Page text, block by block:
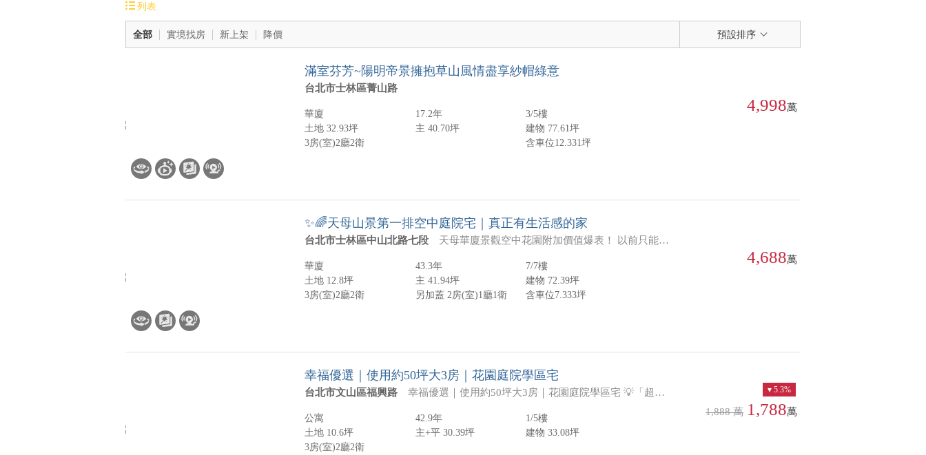
房屋型態不限
車位種類不限
1-5年
5-10年
20-30年
30年以上
1樓
13樓以上
5房以上
含加蓋
全部
列表
全部 實境找房 新上架 降價 預設排序
滿室芬芳~陽明帝景擁抱草山風情盡享紗帽綠意
台北市士林區菁山路
華廈 17.2年
3/5樓
土地 32.93坪
主 40.70坪
建物 77.61坪
3房(室)2廳2衛 含車位12.331坪
4,998萬
✨🌈天母山景第一排空中庭院宅｜真正有生活感的家
台北市士林區中山北路七段 天母華廈景觀空中花園附加價值爆表！ 以前只能想像 ，現在可以實現，每天在家就能擁有私人空中花園，環繞綠意，遠眺台北天際線！ 建商增建8樓標準層 環繞式花園，戶外休閒區超大，種花養草、BBQ派對隨心所欲！ 9樓專屬儲藏空間，收納無壓力。遠眺台北山巒、都市天際線，日出日落盡收眼底，住這裡就是天天度假！ 走進去才知多大，花園環繞超療癒！ 空中花園生活，從這裡開始～ 名額有限，速詢！
華廈 43.3年
7/7樓
土地 12.8坪
主 41.94坪
建物 72.39坪
3房(室)2廳2衛 另加蓋 2房(室)1廳1衛 含車位7.333坪
4,688萬
幸福優選｜使用約50坪大3房｜花園庭院學區宅
台北市文山區福興路 幸福優選｜使用約50坪大3房｜花園庭院學區宅 💡「超大室內空間」：擁有30坪的室內空間，附帶約20坪的庭院，總可使用面積約達50坪，讓您擁有充裕的生活空間！ 💡「寬敞花園庭院」：大型花園庭院適合植栽園藝或養寵物，您還能在陽光下擺上一張桌椅，享受舒適的私人時光。每到中秋佳節，還可以在庭院裡烤肉，與家人朋友共度美好時光。 💡「完美格局」：格局方正，設計為3房2廳2衛，無任何風水問題，且是邊間戶，讓您不必擔心房間的牆壁與左右鄰居相連。 💡「便利學區」：興福幼兒園、興隆國小、興福國中，均在步行5分鐘內可達，方便家長接送，為孩子的成長提供良好的學習環境。 💡「屋主用心維護」：屋主非常珍惜這個房子，期待找到有緣人。歡迎來電賞屋，若您喜歡，價格談到你滿意為止。
公寓 42.9年
1/5樓
土地 10.6坪
主+平 30.39坪
建物 33.08坪
3房(室)2廳2衛
5.3%
1,888 萬 1,788萬